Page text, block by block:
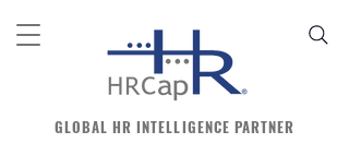
GLOBAL HR INTELLIGENCE PARTNER